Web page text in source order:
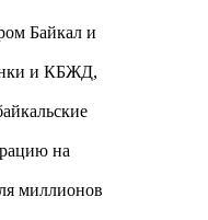
Байкал и
и КБЖД,
на
миллионов